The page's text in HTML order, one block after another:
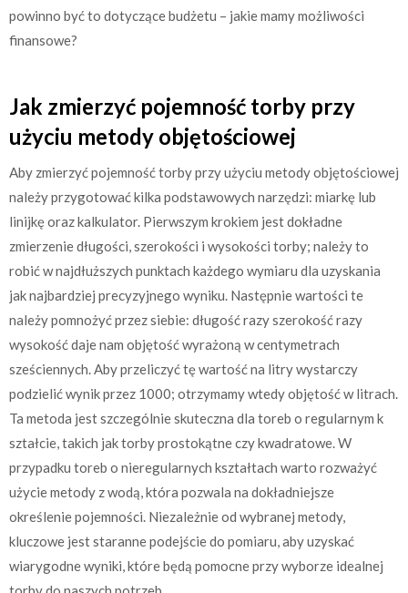
powinno być to dotyczące budżetu – jakie mamy możliwości
finansowe?
Jak zmierzyć pojemność torby przy
użyciu metody objętościowej
Aby zmierzyć pojemność torby przy użyciu metody objętościowej
należy przygotować kilka podstawowych narzędzi: miarkę lub
linijkę oraz kalkulator. Pierwszym krokiem jest dokładne
zmierzenie długości, szerokości i wysokości torby; należy to
robić w najdłuższych punktach każdego wymiaru dla uzyskania
jak najbardziej precyzyjnego wyniku. Następnie wartości te
należy pomnożyć przez siebie: długość razy szerokość razy
wysokość daje nam objętość wyrażoną w centymetrach
sześciennych. Aby przeliczyć tę wartość na litry wystarczy
podzielić wynik przez 1000; otrzymamy wtedy objętość w litrach.
Ta metoda jest szczególnie skuteczna dla toreb o regularnym k
ształcie, takich jak torby prostokątne czy kwadratowe. W
przypadku toreb o nieregularnych kształtach warto rozważyć
użycie metody z wodą, która pozwala na dokładniejsze
określenie pojemności. Niezależnie od wybranej metody,
kluczowe jest staranne podejście do pomiaru, aby uzyskać
wiarygodne wyniki, które będą pomocne przy wyborze idealnej